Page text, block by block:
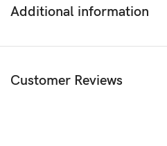
Additional information
Customer Reviews